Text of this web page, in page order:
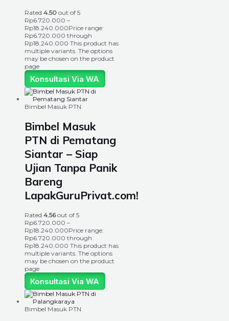
Rated 4.50 out of 5
Rp6.720.000 –
Rp18.240.000Price range:
Rp6.720.000 through
Rp18.240.000 This product has
multiple variants. The options
may be chosen on the product
page
Konsultasi Via WA
Bimbel Masuk PTN
Bimbel Masuk
PTN di Pematang
Siantar – Siap
Ujian Tanpa Panik
Bareng
LapakGuruPrivat.com!
Rated 4.56out of 5
Rp6.720.000 –
Rp18.240.000Price range:
Rp6.720.000 through
Rp18.240.000 This product has
multiple variants. The options
may be chosen on the product
page
Konsultasi Via WA
Bimbel Masuk PTN